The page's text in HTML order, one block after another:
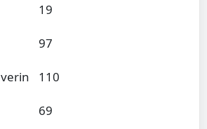
19
97
110
69